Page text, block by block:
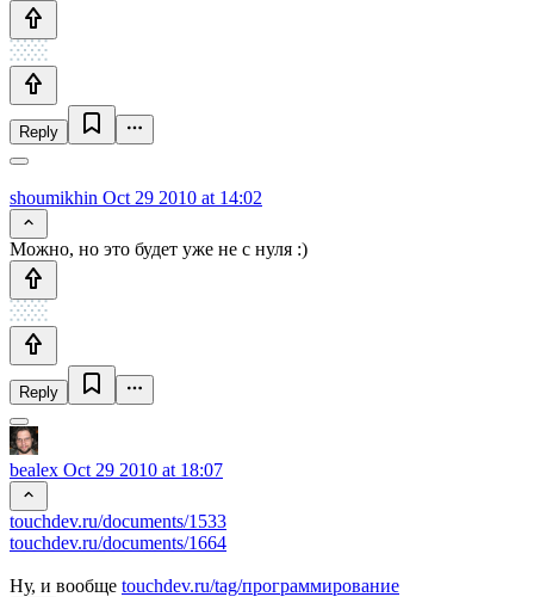
Reply
shoumikhin Oct 29 2010 at 14:02
Можно, но это будет уже не с нуля :)
Reply
bealex Oct 29 2010 at 18:07
touchdev.ru/documents/1533
touchdev.ru/documents/1664
Ну, и вообще touchdev.ru/tag/программирование